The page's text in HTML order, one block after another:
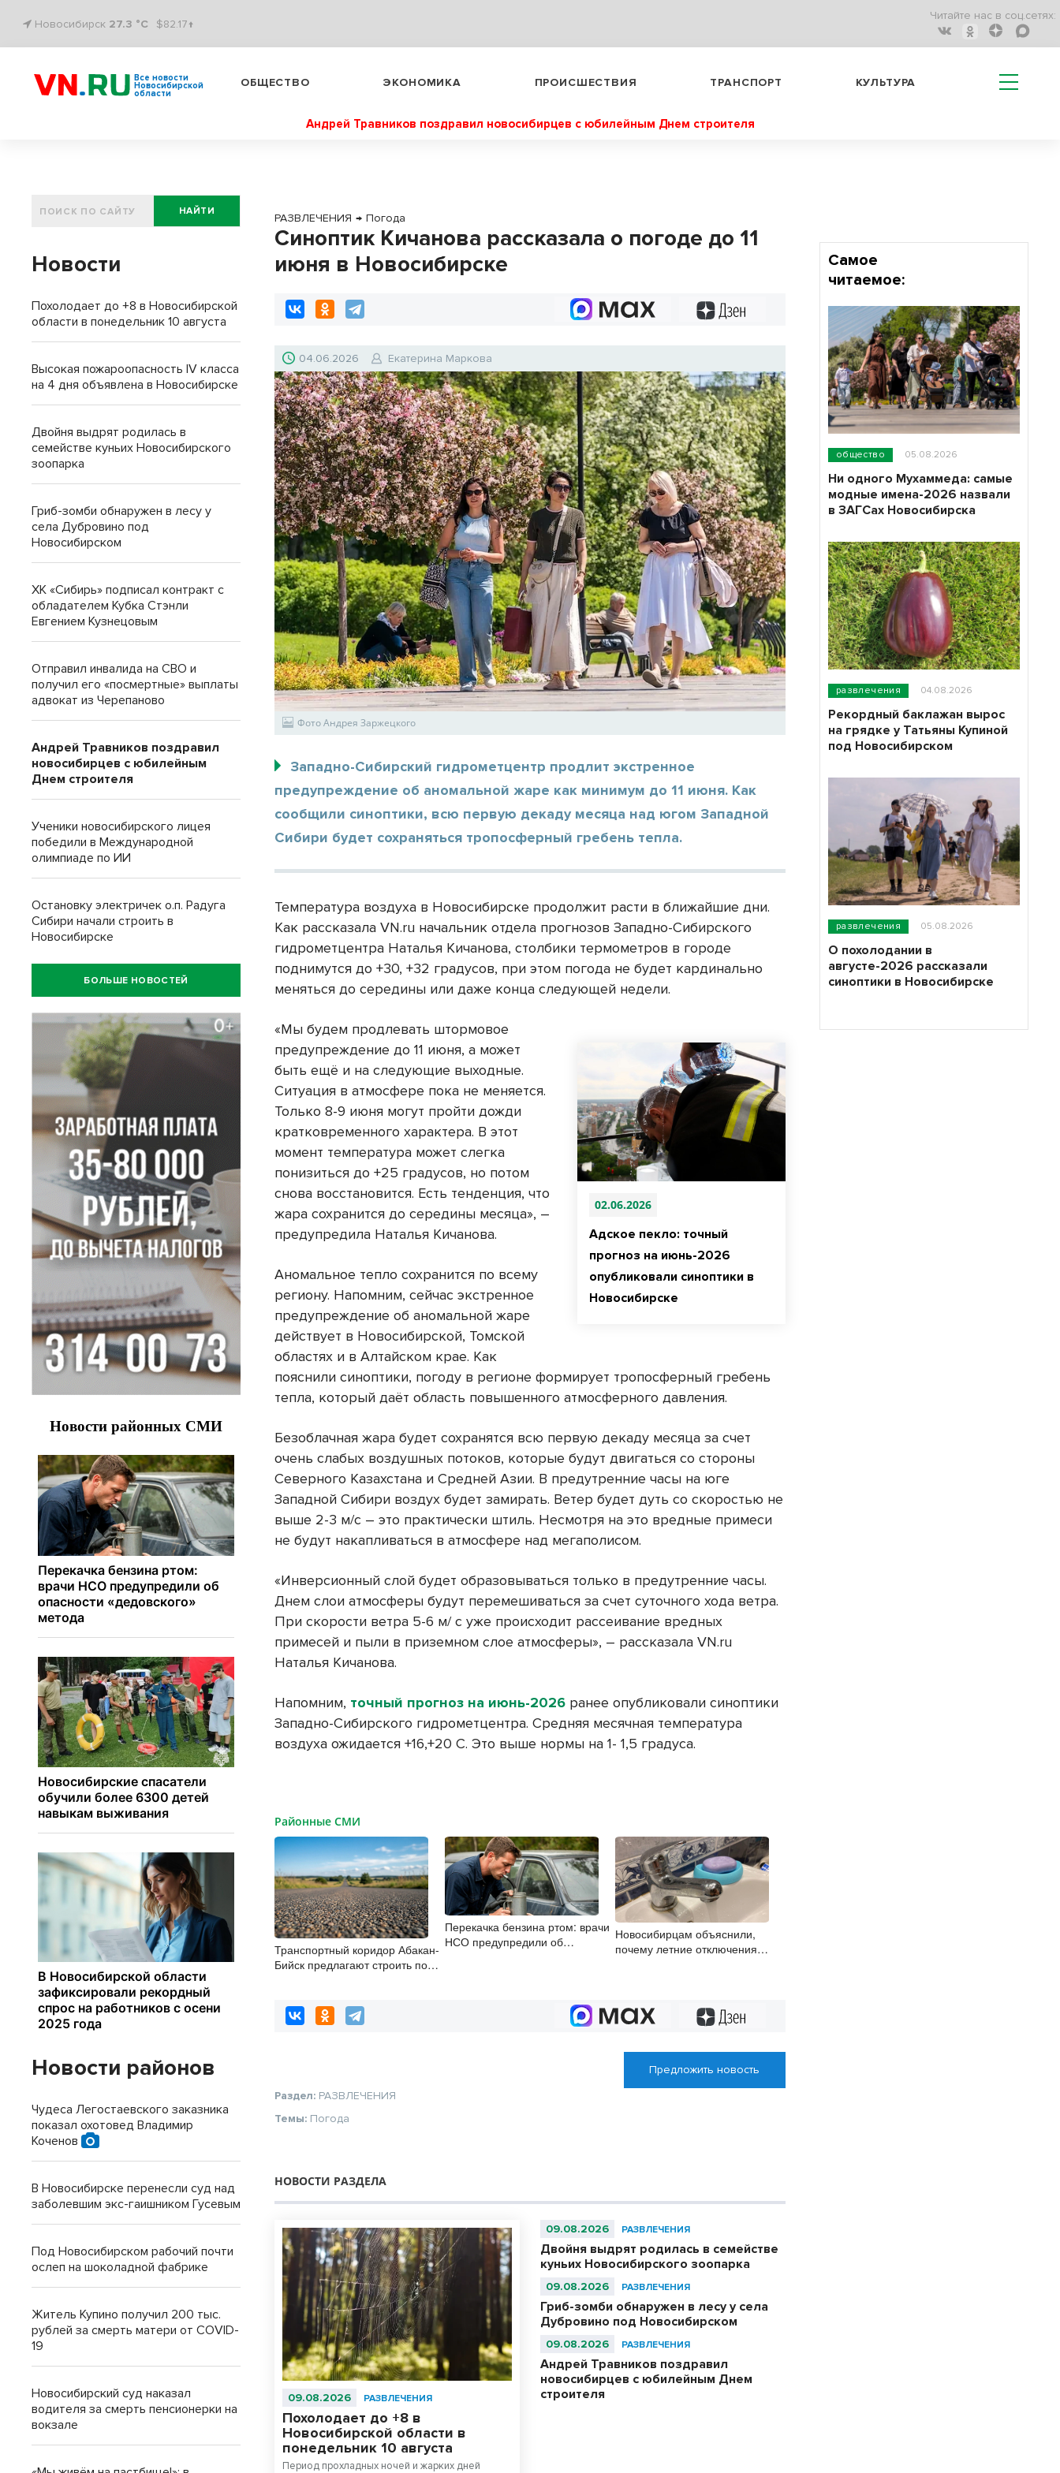
Новосибирск 27.3 °C $82.17↑
Читайте нас в соц.сетях:
Все новости
Новосибирской
области
ОБЩЕСТВО ЭКОНОМИКА ПРОИСШЕСТВИЯ ТРАНСПОРТ КУЛЬТУРА
Андрей Травников поздравил новосибирцев с юбилейным Днем строителя
РАЗВЛЕЧЕНИЯ → Погода
Синоптик Кичанова рассказала о погоде до 11
июня в Новосибирске
04.06.2026 Екатерина Маркова
Фото Андрея Заржецкого
Западно-Сибирский гидрометцентр продлит экстренное
предупреждение об аномальной жаре как минимум до 11 июня. Как
сообщили синоптики, всю первую декаду месяца над югом Западной
Сибири будет сохраняться тропосферный гребень тепла.
Температура воздуха в Новосибирске продолжит расти в ближайшие дни.
Как рассказала VN.ru начальник отдела прогнозов Западно-Сибирского
гидрометцентра Наталья Кичанова, столбики термометров в городе
поднимутся до +30, +32 градусов, при этом погода не будет кардинально
меняться до середины или даже конца следующей недели.
02.06.2026
Адское пекло: точный
прогноз на июнь-2026
опубликовали синоптики в
Новосибирске
«Мы будем продлевать штормовое
предупреждение до 11 июня, а может
быть ещё и на следующие выходные.
Ситуация в атмосфере пока не меняется.
Только 8-9 июня могут пройти дожди
кратковременного характера. В этот
момент температура может слегка
понизиться до +25 градусов, но потом
снова восстановится. Есть тенденция, что
жара сохранится до середины месяца», –
предупредила Наталья Кичанова.
Аномальное тепло сохранится по всему
региону. Напомним, сейчас экстренное
предупреждение об аномальной жаре
действует в Новосибирской, Томской
областях и в Алтайском крае. Как
пояснили синоптики, погоду в регионе формирует тропосферный гребень
тепла, который даёт область повышенного атмосферного давления.
Безоблачная жара будет сохранятся всю первую декаду месяца за счет
очень слабых воздушных потоков, которые будут двигаться со стороны
Северного Казахстана и Средней Азии. В предутренние часы на юге
Западной Сибири воздух будет замирать. Ветер будет дуть со скоростью не
выше 2-3 м/с – это практически штиль. Несмотря на это вредные примеси
не будут накапливаться в атмосфере над мегаполисом.
«Инверсионный слой будет образовываться только в предутренние часы.
Днем слои атмосферы будут перемешиваться за счет суточного хода ветра.
При скорости ветра 5-6 м/ с уже происходит рассеивание вредных
примесей и пыли в приземном слое атмосферы», – рассказала VN.ru
Наталья Кичанова.
Напомним, точный прогноз на июнь-2026 ранее опубликовали синоптики
Западно-Сибирского гидрометцентра. Средняя месячная температура
воздуха ожидается +16,+20 С. Это выше нормы на 1- 1,5 градуса.
Районные СМИ
Транспортный коридор Абакан-
Бийск предлагают строить по
Перекачка бензина ртом: врачи
НСО предупредили об
Новосибирцам объяснили,
почему летние отключения
Предложить новость
Раздел: РАЗВЛЕЧЕНИЯ
Темы: Погода
НОВОСТИ РАЗДЕЛА
09.08.2026 РАЗВЛЕЧЕНИЯ
Похолодает до +8 в
Новосибирской области в
понедельник 10 августа
Период прохладных ночей и жарких дней
09.08.2026 РАЗВЛЕЧЕНИЯ
Двойня выдрят родилась в семействе
куньих Новосибирского зоопарка
09.08.2026 РАЗВЛЕЧЕНИЯ
Гриб-зомби обнаружен в лесу у села
Дубровино под Новосибирском
09.08.2026 РАЗВЛЕЧЕНИЯ
Андрей Травников поздравил
новосибирцев с юбилейным Днем
строителя
НАЙТИ
Новости
Похолодает до +8 в Новосибирской
области в понедельник 10 августа
Высокая пожароопасность IV класса
на 4 дня объявлена в Новосибирске
Двойня выдрят родилась в
семействе куньих Новосибирского
зоопарка
Гриб-зомби обнаружен в лесу у
села Дубровино под
Новосибирском
ХК «Сибирь» подписал контракт с
обладателем Кубка Стэнли
Евгением Кузнецовым
Отправил инвалида на СВО и
получил его «посмертные» выплаты
адвокат из Черепаново
Андрей Травников поздравил
новосибирцев с юбилейным
Днем строителя
Ученики новосибирского лицея
победили в Международной
олимпиаде по ИИ
Остановку электричек о.п. Радуга
Сибири начали строить в
Новосибирске
БОЛЬШЕ НОВОСТЕЙ
Новости районов
Чудеса Легостаевского заказника
показал охотовед Владимир
Коченов
В Новосибирске перенесли суд над
заболевшим экс-гаишником Гусевым
Под Новосибирском рабочий почти
ослеп на шоколадной фабрике
Житель Купино получил 200 тыс.
рублей за смерть матери от COVID-
19
Новосибирский суд наказал
водителя за смерть пенсионерки на
вокзале
Самое
читаемое:
общество 05.08.2026
Ни одного Мухаммеда: самые
модные имена-2026 назвали
в ЗАГСах Новосибирска
развлечения 04.08.2026
Рекордный баклажан вырос
на грядке у Татьяны Купиной
под Новосибирском
развлечения 05.08.2026
О похолодании в
августе-2026 рассказали
синоптики в Новосибирске